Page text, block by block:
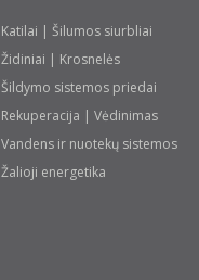
Katilai | Šilumos siurbliai
Židiniai | Krosnelės
Šildymo sistemos priedai
Rekuperacija | Vėdinimas
Vandens ir nuotekų sistemos
Žalioji energetika